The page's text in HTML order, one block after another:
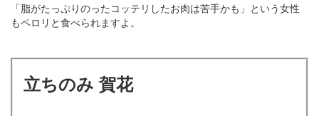
「脂がたっぷりのったコッテリしたお肉は苦手かも」という女性
もペロリと食べられますよ。
立ちのみ 賀花